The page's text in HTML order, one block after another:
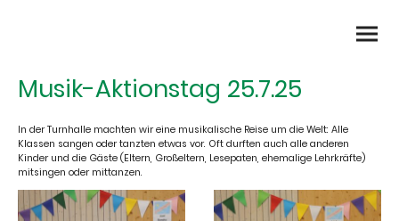
Musik-Aktionstag 25.7.25
In der Turnhalle machten wir eine musikalische Reise um die Welt: Alle
Klassen sangen oder tanzten etwas vor. Oft durften auch alle anderen
Kinder und die Gäste (Eltern, Großeltern, Lesepaten, ehemalige Lehrkräfte)
mitsingen oder mittanzen.